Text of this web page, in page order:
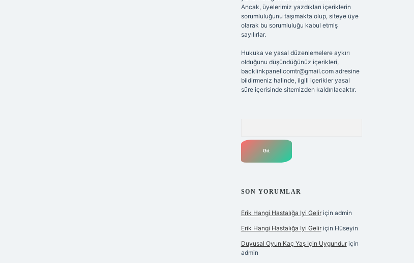
Ancak, üyelerimiz yazdıkları içeriklerin
sorumluluğunu taşımakta olup, siteye üye
olarak bu sorumluluğu kabul etmiş
sayılırlar.
Hukuka ve yasal düzenlemelere aykırı
olduğunu düşündüğünüz içerikleri,
backlinkpanelicomtr@gmail.comadresine
bildirmeniz halinde, ilgili içerikler yasal
süre içerisinde sitemizden kaldırılacaktır.
SON YORUMLAR
Erik Hangi Hastalığa Iyi Geliriçin admin
Erik Hangi Hastalığa Iyi Geliriçin Hüseyin
Duyusal Oyun Kaç Yaş Için Uygunduriçin
admin